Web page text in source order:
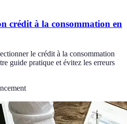
crédit à la consommation en
le crédit à la consommation
guide pratique et évitez les erreurs